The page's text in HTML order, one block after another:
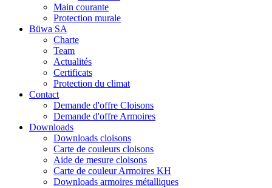
Main courante
Protection murale
Büwa SA
Charte
Team
Actualités
Certificats
Protection du climat
Contact
Demande d'offre Cloisons
Demande d'offre Armoires
Downloads
Downloads cloisons
Carte de couleurs cloisons
Aide de mesure cloisons
Carte de couleur Armoires KH
Downloads armoires métalliques